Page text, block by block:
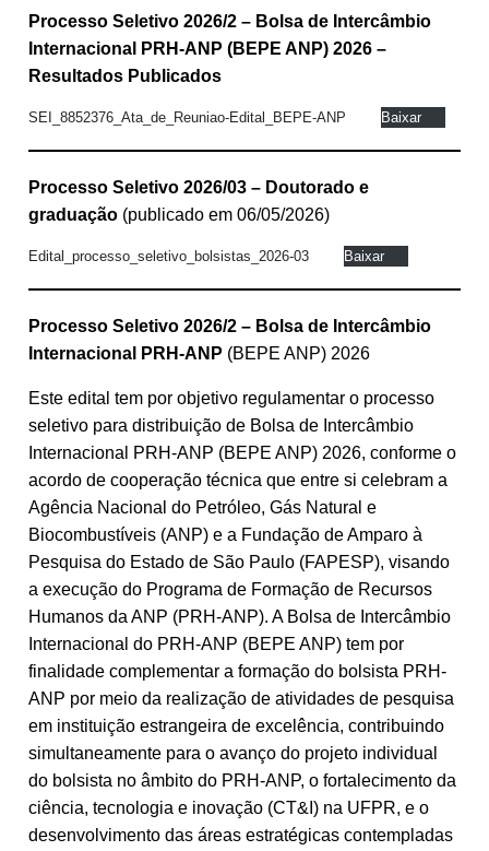
Processo Seletivo 2026/2 – Bolsa de Intercâmbio
Internacional PRH-ANP (BEPE ANP) 2026 –
Resultados Publicados
SEI_8852376_Ata_de_Reuniao-Edital_BEPE-ANP Baixar
Processo Seletivo 2026/03 – Doutorado e
graduação (publicado em 06/05/2026)
Edital_processo_seletivo_bolsistas_2026-03 Baixar
Processo Seletivo 2026/2 – Bolsa de Intercâmbio
Internacional PRH-ANP (BEPE ANP) 2026
Este edital tem por objetivo regulamentar o processo
seletivo para distribuição de Bolsa de Intercâmbio
Internacional PRH-ANP (BEPE ANP) 2026, conforme o
acordo de cooperação técnica que entre si celebram a
Agência Nacional do Petróleo, Gás Natural e
Biocombustíveis (ANP) e a Fundação de Amparo à
Pesquisa do Estado de São Paulo (FAPESP), visando
a execução do Programa de Formação de Recursos
Humanos da ANP (PRH-ANP). A Bolsa de Intercâmbio
Internacional do PRH-ANP (BEPE ANP) tem por
finalidade complementar a formação do bolsista PRH-
ANP por meio da realização de atividades de pesquisa
em instituição estrangeira de excelência, contribuindo
simultaneamente para o avanço do projeto individual
do bolsista no âmbito do PRH-ANP, o fortalecimento da
ciência, tecnologia e inovação (CT&I) na UFPR, e o
desenvolvimento das áreas estratégicas contempladas